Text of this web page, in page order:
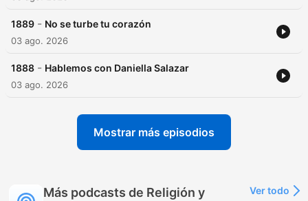
1889 - No se turbe tu corazón
03 ago. 2026
1888 - Hablemos con Daniella Salazar
03 ago. 2026
Mostrar más episodios
Más podcasts de Religión y
Ver todo